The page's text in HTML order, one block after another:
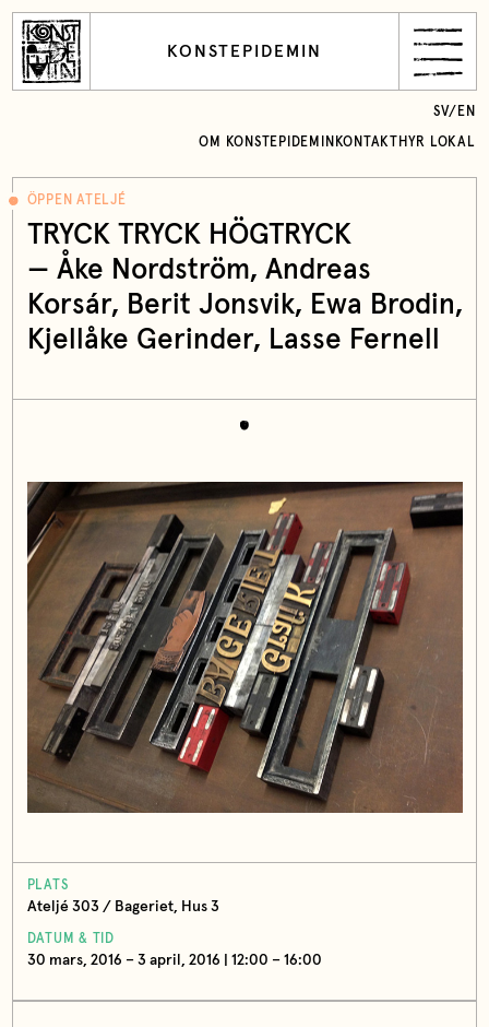
KONSTEPIDEMIN
OM KONSTEPIDEMIN KONTAKT HYR LOKAL
SV/ EN
ÖPPEN ATELJÉ
TRYCK TRYCK HÖGTRYCK
— Åke Nordström, Andreas
Korsár, Berit Jonsvik, Ewa Brodin,
Kjellåke Gerinder, Lasse Fernell
PLATS
Ateljé 303 / Bageriet, Hus 3
DATUM & TID
30 mars, 2016 – 3 april, 2016 | 12:00 – 16:00